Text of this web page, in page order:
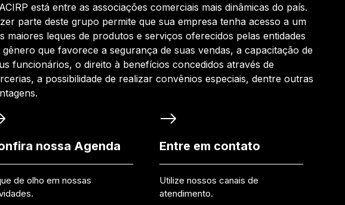
está entre as associações comerciais mais dinâmicas do país.
parte deste grupo permite que sua empresa tenha acesso a um
maiores leques de produtos e serviços oferecidos pelas entidades
gênero que favorece a segurança de suas vendas, a capacitação de
funcionários, o direito à benefícios concedidos através de
a possibilidade de realizar convênios especiais, dentre outras
nossa Agenda
de olho em nossas
Entre em contato
Utilize nossos canais de
atendimento.